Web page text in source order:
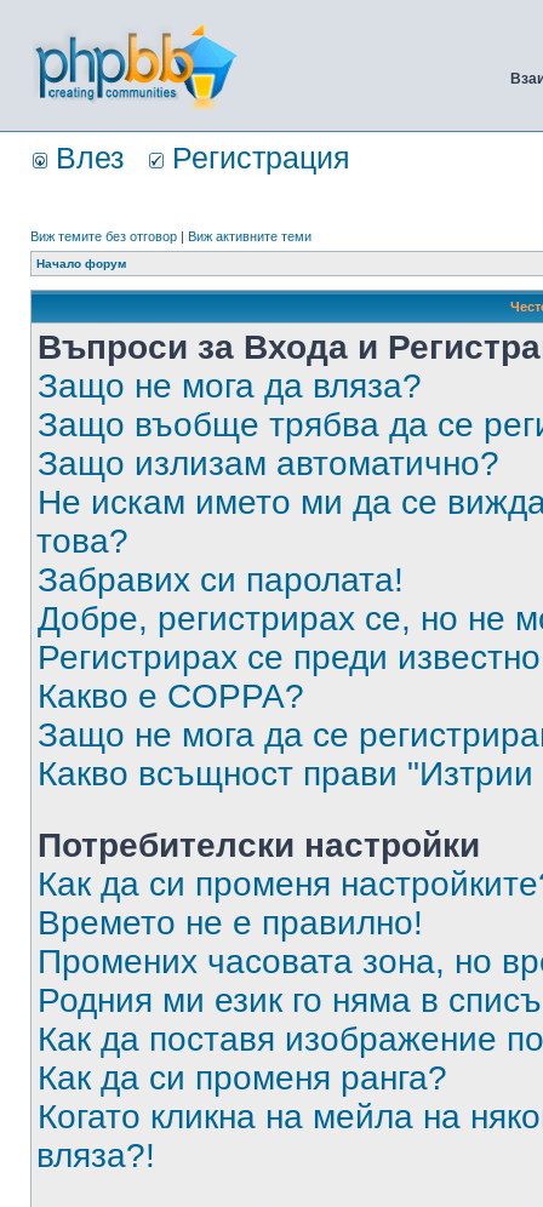
Влез Регистрация
Виж темите без отговор | Виж активните теми
Начало форум
Въпроси за Входа и
Защо не мога да вляза?
Защо въобще трябва да се
Защо излизам автоматично?
Не искам името ми да се
това?
Забравих си паролата!
Добре, регистрирах се, но не
Регистрирах се преди
Какво е COPPA?
Защо не мога да се
Какво всъщност прави "Изтрии
Потребителски настройки
Как да си променя
Времето не е правилно!
Промених часовата зона, но
Родния ми език го няма в
Как да поставя изображение
Как да си променя ранга?
Когато кликна на мейла на
вляза?!